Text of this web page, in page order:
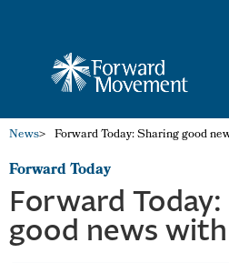
News> Forward Today: Sharing good
Forward Today
Forward
good news